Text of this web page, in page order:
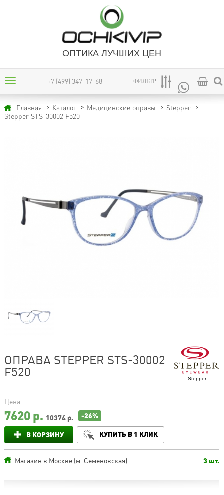
ОПТИКА ЛУЧШИХ ЦЕН
+7 (499) 347-17-68 ФИЛЬТР
Главная Каталог Медицинские оправы
Stepper
Stepper STS-30002 F520
Stepper
ОПРАВА STEPPER STS-30002
F520
Цена:
7620р. 10374 р. -26%
В КОРЗИНУ КУПИТЬ В 1 КЛИК
Магазин в Москве (м. Семеновская): 3 шт.